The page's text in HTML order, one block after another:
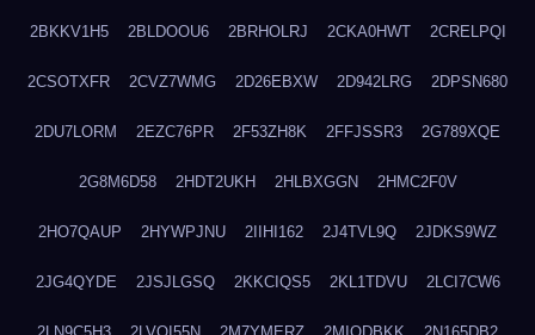
2BKKV1H5 2BLDOOU6 2BRHOLRJ 2CKA0HWT 2CRELPQI
2CSOTXFR 2CVZ7WMG 2D26EBXW 2D942LRG 2DPSN680
2DU7LORM 2EZC76PR 2F53ZH8K 2FFJSSR3 2G789XQE
2G8M6D58 2HDT2UKH 2HLBXGGN 2HMC2F0V
2HO7QAUP 2HYWPJNU 2IIHI162 2J4TVL9Q 2JDKS9WZ
2JG4QYDE 2JSJLGSQ 2KKCIQS5 2KL1TDVU 2LCI7CW6